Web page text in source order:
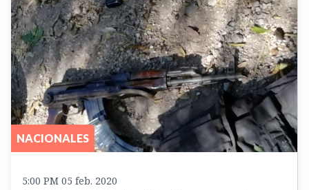
NACIONALES
5:00 PM 05 feb. 2020